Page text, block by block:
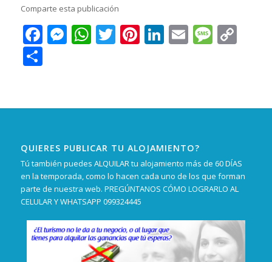
Comparte esta publicación
Facebook
Messenger
WhatsApp
Twitter
Pinterest
LinkedIn
Email
Compartir
QUIERES PUBLICAR TU ALOJAMIENTO?
Tú también puedes ALQUILAR tu alojamiento más de 60 DÍAS
en la temporada, como lo hacen cada uno de los que forman
parte de nuestra web. PREGÚNTANOS CÓMO LOGRARLO AL
CELULAR Y WHATSAPP 099324445